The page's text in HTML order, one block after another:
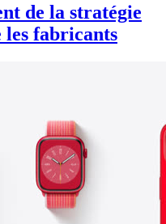
de la stratégie
les fabricants